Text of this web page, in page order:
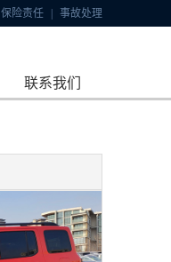
保险责任 事故处理
联系我们